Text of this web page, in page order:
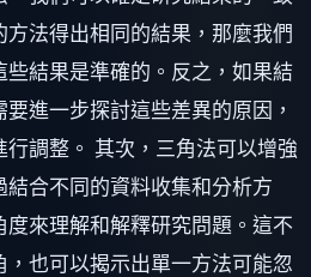
法得出相同的結果，那麼我們
些結果是準確的。反之，如果結
進一步探討這些差異的原因，
調整。 其次，三角法可以增強
合不同的資料收集和分析方
來理解和解釋研究問題。這不
也可以揭示出單一方法可能忽